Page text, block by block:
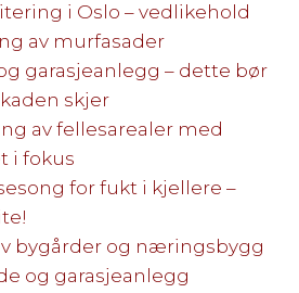
i Oslo – vedlikehold
av murfasader
garasjeanlegg – dette bør
skjer
av fellesarealer med
i fokus
for fukt i kjellere –
bygårder og næringsbygg
og garasjeanlegg